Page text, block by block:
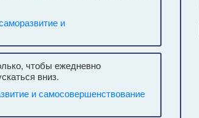
и
чтобы ежедневно
вниз.
и самосовершенствование